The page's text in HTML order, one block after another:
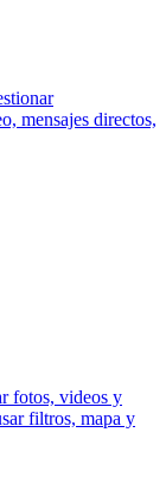
mensajes directos,
fotos, videos y
filtros, mapa y